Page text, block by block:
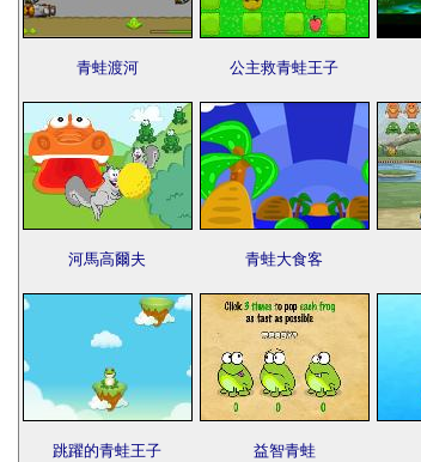
青蛙渡河 公主救青蛙王子
河馬高爾夫 青蛙大食客
跳躍的青蛙王子 益智青蛙